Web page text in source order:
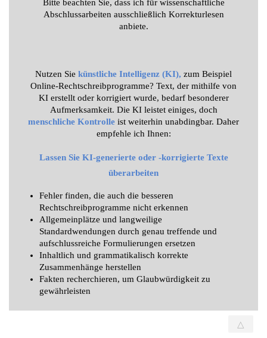
Bitte beachten Sie, dass ich für wissenschaftliche
Abschlussarbeiten ausschließlich Korrekturlesen
anbiete.
Nutzen Sie künstliche Intelligenz (KI), zum Beispiel
Online-Rechtschreibprogramme? Text, der mithilfe von
KI erstellt oder korrigiert wurde, bedarf besonderer
Aufmerksamkeit. Die KI leistet einiges, doch
menschliche Kontrolle ist weiterhin unabdingbar. Daher
empfehle ich Ihnen:
Lassen Sie KI-generierte oder -korrigierte Texte
überarbeiten
Fehler finden, die auch die besseren
Rechtschreibprogramme nicht erkennen
Allgemeinplätze und langweilige
Standardwendungen durch genau treffende und
aufschlussreiche Formulierungen ersetzen
Inhaltlich und grammatikalisch korrekte
Zusammenhänge herstellen
Fakten recherchieren, um Glaubwürdigkeit zu
gewährleisten
△